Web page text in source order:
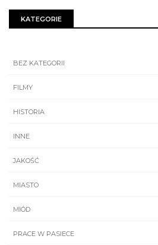
KATEGORIE
BEZ KATEGORII
FILMY
HISTORIA
INNE
JAKOŚĆ
MIASTO
MIÓD
PRACE W PASIECE